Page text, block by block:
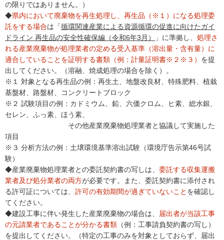
の限りではありません。）
◆県内において廃棄物を再生処理し、再生品（※１）になる処理委
託をする場合は「循環関連産業による資源循環の促進に向けたガイ
ドライン 再生品の安全性確保編（令和6年3月）
」に準拠し、 処理さ
れる産業廃棄物が処理業者の定める受入基準（溶出量・含有量）に
適合していることを証明する書類（例：計量証明書※２※３） を提
出してください。（溶融、焼成処理の場合を除く）。
※１ 対象となる再生品の例：再生土、地盤改良材、特殊肥料、植栽
基盤材、路盤材、コンクリートブロック
※２ 試験項目の例：カドミウム、鉛、六価クロム、ヒ素、総水銀、
セレン、ふっ素、ほう素、
その他産業廃棄物処理業者と協議して実施した
項目
※３ 分析方法の例：土壌環境基準溶出試験（環境庁告示第46号試
験）
◆産業廃棄物処理業者との委託契約書の写しは、 委託する収集運搬
業者及び処分業者の両方が必要です。また、委託契約書に添付され
る許可証については、 許可の有効期間が過ぎていないこと を確認し
てください。
◆建設工事に伴い発生した産業廃棄物の場合は、
届出者が当該工事
の元請業者であることが分かる書類 （例：工事請負契約書の写し）
を提出してください。（特定の工事のみを対象としておらず、届出